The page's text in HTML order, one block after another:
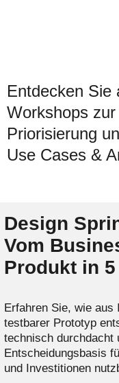
Entdecken Sie
Workshops
Priorisierung
Use Cases &
Design
Vom
Produkt in 5
Erfahren Sie, wie aus
testbarer Prototyp
technisch durchdacht
Entscheidungsbasis
und Investitionen